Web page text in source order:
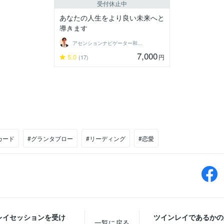
受付休止中
あなたの人生をより良い未来へと
導きます
アセンションナビゲーター和（Kazu）
5.0 (17) 7,000円
ード #グランタブロー #リーディング #恋愛
イセッションを受け
ツインレイであるか